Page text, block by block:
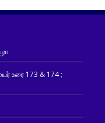
உரை 173 & 174 ;